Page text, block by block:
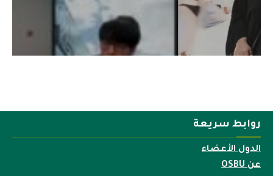
روابط سريعة
الدول الأعضاء
عن OSBU